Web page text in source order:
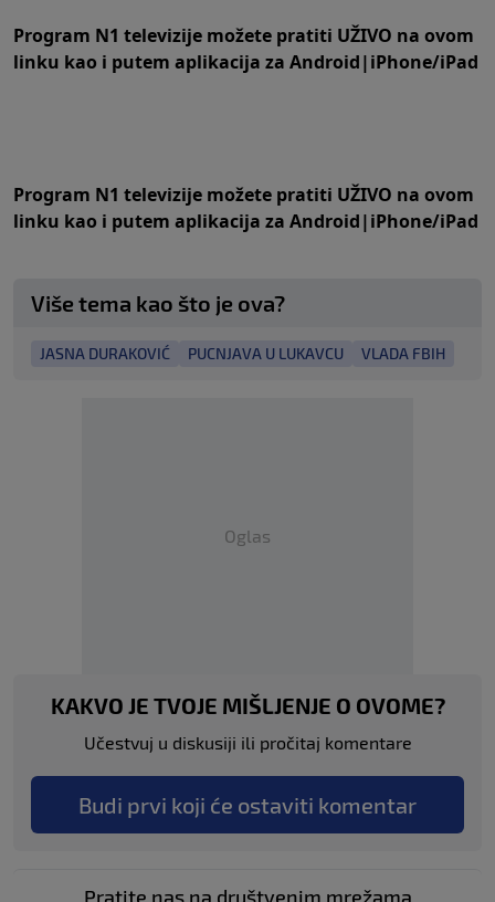
Program N1 televizije možete pratiti UŽIVO na ovom
linku kao i putem aplikacija za Android|iPhone/iPad
Program N1 televizije možete pratiti UŽIVO na ovom
linku kao i putem aplikacija za Android|iPhone/iPad
Više tema kao što je ova?
JASNA DURAKOVIĆ PUCNJAVA U LUKAVCU VLADA FBIH
Oglas
KAKVO JE TVOJE MIŠLJENJE O OVOME?
Učestvuj u diskusiji ili pročitaj komentare
Budi prvi koji će ostaviti komentar
Pratite nas na društvenim mrežama